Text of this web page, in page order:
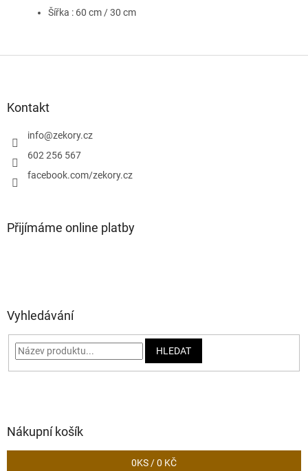
Šířka : 60 cm / 30 cm
Kontakt
info@zekory.cz
602 256 567
facebook.com/zekory.cz
Přijímáme online platby
Vyhledávání
HLEDAT
Nákupní košík
0KS /0 KČ